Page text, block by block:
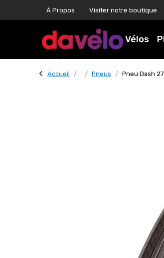
À Propos Visiter notre boutique
Vélos
Accueil Pneus Pneu Dash